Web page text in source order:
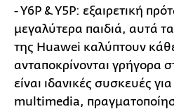
- Y6P & Y5P: εξαιρετική
μεγαλύτερα παιδιά, αυτά
της Huawei καλύπτουν
ανταποκρίνονται γρήγορα
είναι ιδανικές συσκευές
multimedia,